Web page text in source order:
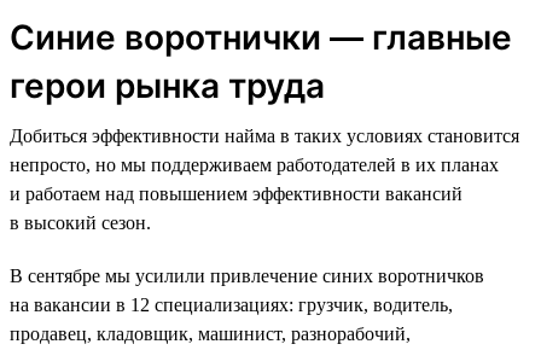
Синие воротнички — главные
герои рынка труда
Добиться эффективности найма в таких условиях становится
непросто, но мы поддерживаем работодателей в их планах
и работаем над повышением эффективности вакансий
в высокий сезон.
В сентябре мы усилили привлечение синих воротничков
на вакансии в 12 специализациях: грузчик, водитель,
продавец, кладовщик, машинист, разнорабочий,